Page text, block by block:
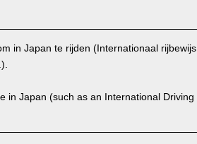
in Japan te rijden (Internationaal rijbewijs
in Japan (such as an International Driving